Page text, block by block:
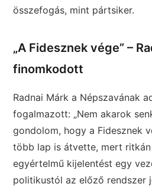
összefogás, mint pártsiker.
„A Fidesznek vége” –
finomkodott
Radnai Márk a Népszavának
fogalmazott: „Nem akarok
gondolom, hogy a Fidesznek
több lap is átvette, mert ritkán
egyértelmű kijelentést egy
politikustól az előző rendszer